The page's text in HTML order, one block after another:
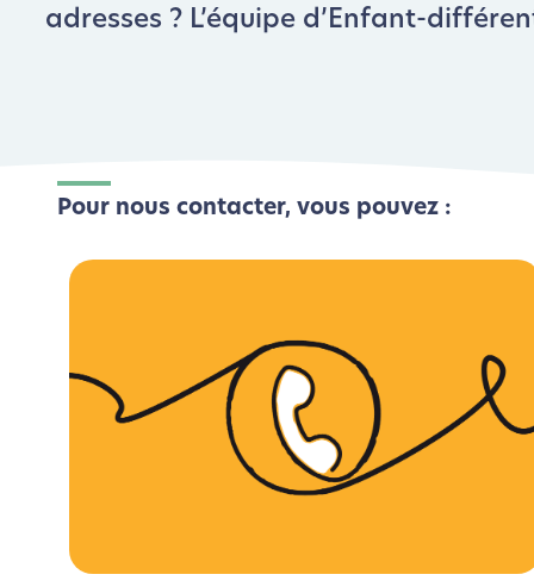
adresses ? L’équipe d’Enfant-
Pour nous contacter, vous pouvez :